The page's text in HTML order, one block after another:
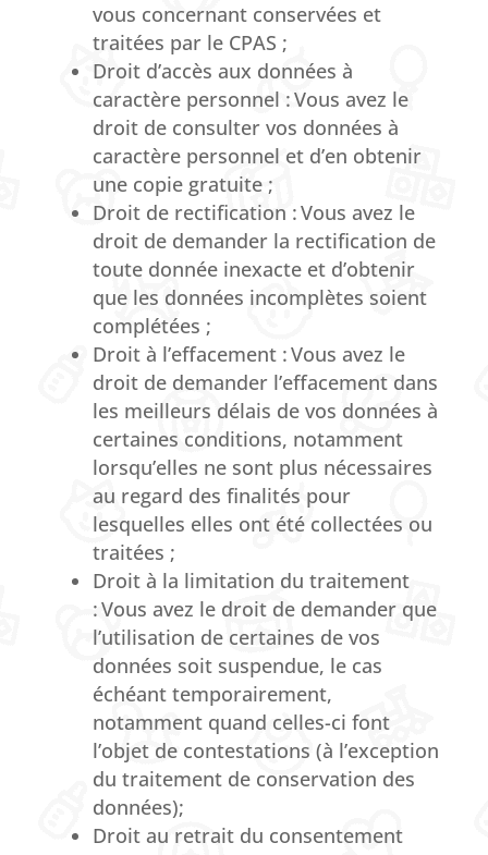
vous concernant conservées et
traitées par le CPAS ;
Droit d’accès aux données à
caractère personnel : Vous avez le
droit de consulter vos données à
caractère personnel et d’en obtenir
une copie gratuite ;
Droit de rectification : Vous avez le
droit de demander la rectification de
toute donnée inexacte et d’obtenir
que les données incomplètes soient
complétées ;
Droit à l’effacement : Vous avez le
droit de demander l’effacement dans
les meilleurs délais de vos données à
certaines conditions, notamment
lorsqu’elles ne sont plus nécessaires
au regard des finalités pour
lesquelles elles ont été collectées ou
traitées ;
Droit à la limitation du traitement
: Vous avez le droit de demander que
l’utilisation de certaines de vos
données soit suspendue, le cas
échéant temporairement,
notamment quand celles-ci font
l’objet de contestations (à l’exception
du traitement de conservation des
données);
Droit au retrait du consentement